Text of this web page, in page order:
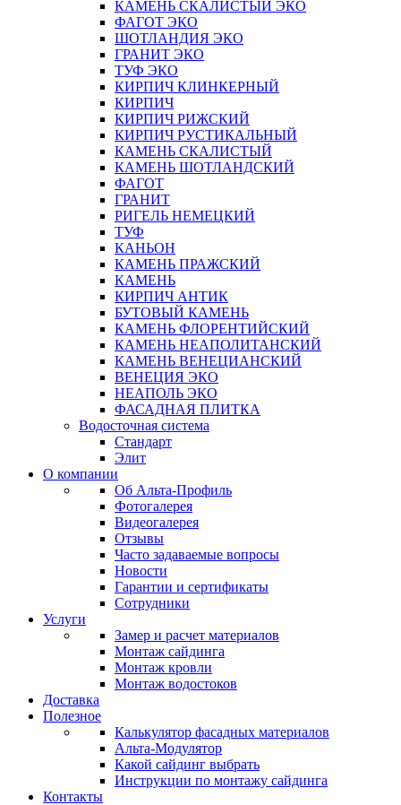
КАМЕНЬ СКАЛИСТЫЙ ЭКО
ФАГОТ ЭКО
ШОТЛАНДИЯ ЭКО
ГРАНИТ ЭКО
ТУФ ЭКО
КИРПИЧ КЛИНКЕРНЫЙ
КИРПИЧ
КИРПИЧ РИЖСКИЙ
КИРПИЧ РУСТИКАЛЬНЫЙ
КАМЕНЬ СКАЛИСТЫЙ
КАМЕНЬ ШОТЛАНДСКИЙ
ФАГОТ
ГРАНИТ
РИГЕЛЬ НЕМЕЦКИЙ
ТУФ
КАНЬОН
КАМЕНЬ ПРАЖСКИЙ
КАМЕНЬ
КИРПИЧ АНТИК
БУТОВЫЙ КАМЕНЬ
КАМЕНЬ ФЛОРЕНТИЙСКИЙ
КАМЕНЬ НЕАПОЛИТАНСКИЙ
КАМЕНЬ ВЕНЕЦИАНСКИЙ
ВЕНЕЦИЯ ЭКО
НЕАПОЛЬ ЭКО
ФАСАДНАЯ ПЛИТКА
Водосточная система
Стандарт
Элит
О компании
Об Альта-Профиль
Фотогалерея
Видеогалерея
Отзывы
Часто задаваемые вопросы
Новости
Гарантии и сертификаты
Сотрудники
Услуги
Замер и расчет материалов
Монтаж сайдинга
Монтаж кровли
Монтаж водостоков
Доставка
Полезное
Калькулятор фасадных материалов
Альта-Модулятор
Какой сайдинг выбрать
Инструкции по монтажу сайдинга
Контакты